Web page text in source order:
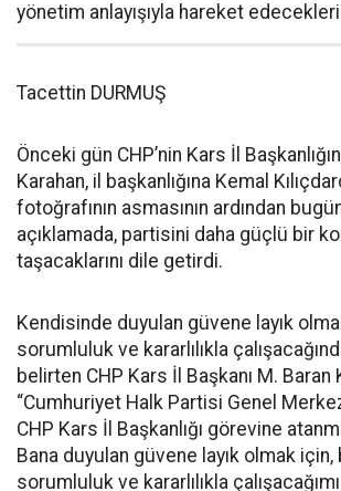
yönetim anlayışıyla hareket
Tacettin DURMUŞ
Önceki gün CHP’nin Kars İl
Karahan, il başkanlığına Kemal
fotoğrafının asmasının ardından
açıklamada, partisini daha güçlü bir
taşacaklarını dile getirdi.
Kendisinde duyulan güvene layık
sorumluluk ve kararlılıkla
belirten CHP Kars İl Başkanı M. Baran
“Cumhuriyet Halk Partisi Genel
CHP Kars İl Başkanlığı görevine
Bana duyulan güvene layık olmak
sorumluluk ve kararlılıkla